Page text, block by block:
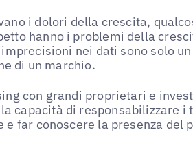
i dolori della crescita,
hanno i problemi della
nei dati sono solo
di un marchio.
con grandi proprietari e
capacità di responsabilizzare
far conoscere la presenza del